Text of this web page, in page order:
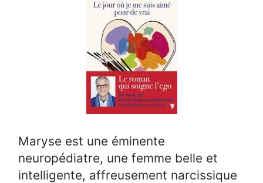
Maryse est une éminente
neuropédiatre, une femme belle et
intelligente, affreusement narcissique